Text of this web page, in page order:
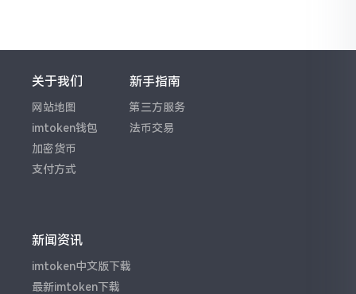
关于我们
网站地图
imtoken钱包
加密货币
支付方式
新手指南
第三方服务
法币交易
新闻资讯
imtoken中文版下载
最新imtoken下载